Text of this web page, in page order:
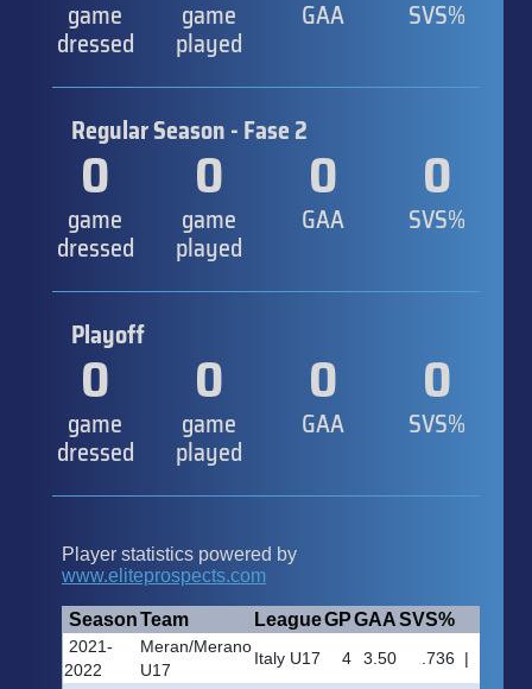
game
dressed
game
played
GAA SVS%
Regular Season - Fase 2
0
game
dressed
0
game
played
0
GAA
0
SVS%
Playoff
0
game
dressed
0
game
played
0
GAA
0
SVS%